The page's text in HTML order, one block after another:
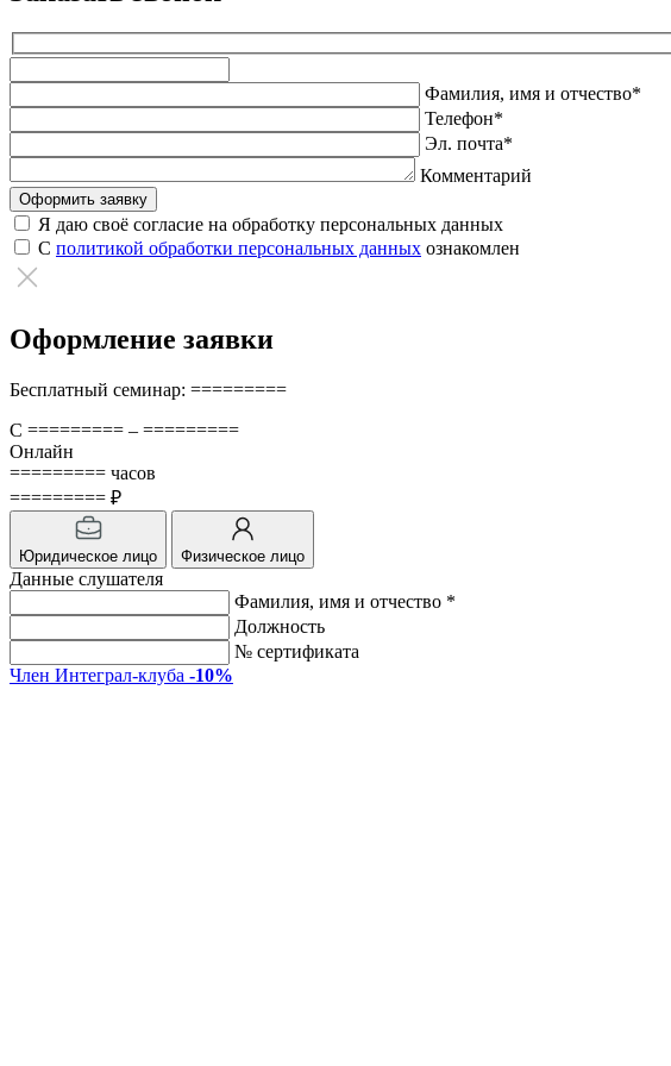
это
поле
пустым.
Фамилия, имя и отчество*
Телефон*
Эл. почта*
Комментарий
Я даю своё согласие на обработку персональных данных
С политикой обработки персональных данных ознакомлен
Оформление заявки
Бесплатный семинар: =========
С ========= – =========
Онлайн
========= часов
========= ₽
Юридическое лицо Физическое лицо
Данные слушателя
Фамилия, имя и отчество *
Должность
№ сертификата
Член Интеграл-клуба -10%